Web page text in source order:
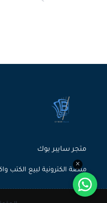
متجر سايبر بوك
منصة الكترونية لبيع الكتب
×